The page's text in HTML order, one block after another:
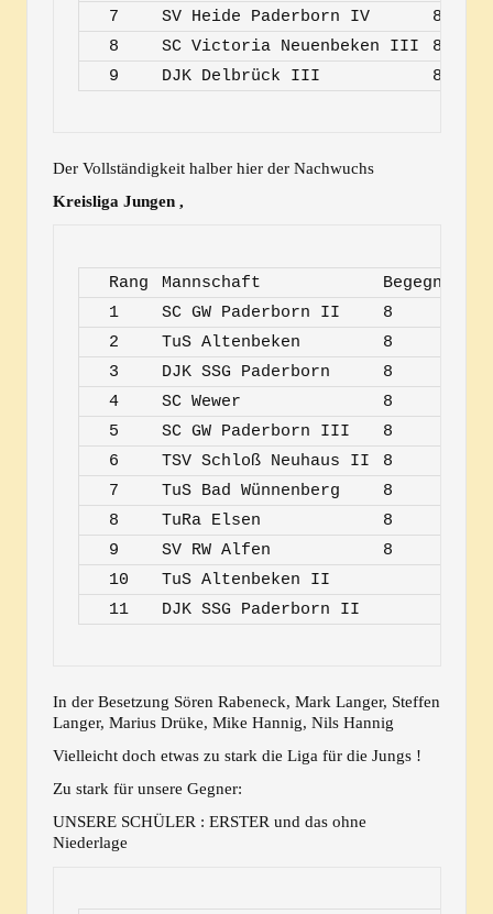
7
SV Heide Paderborn IV
8
8
SC Victoria Neuenbeken III
8
9
DJK Delbrück III 8
Der Vollständigkeit halber hier der Nachwuchs
Kreisliga Jungen ,
Rang Mannschaft
Begegnungen
1
SC GW Paderborn II
8
2
TuS Altenbeken
8
3
DJK SSG Paderborn
8
4
SC Wewer
8
5
SC GW Paderborn III
8
6
TSV Schloß Neuhaus II
8
7
TuS Bad Wünnenberg
8
8
TuRa Elsen
8
9
SV RW Alfen
8
10
TuS Altenbeken II
11
DJK SSG Paderborn II
In der Besetzung Sören Rabeneck, Mark Langer, Steffen
Langer, Marius Drüke, Mike Hannig, Nils Hannig
Vielleicht doch etwas zu stark die Liga für die Jungs !
Zu stark für unsere Gegner:
UNSERE SCHÜLER : ERSTER und das ohne
Niederlage